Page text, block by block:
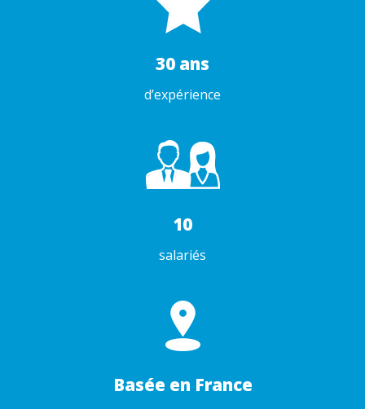
30 ans
d’expérience
10
salariés
Basée en France